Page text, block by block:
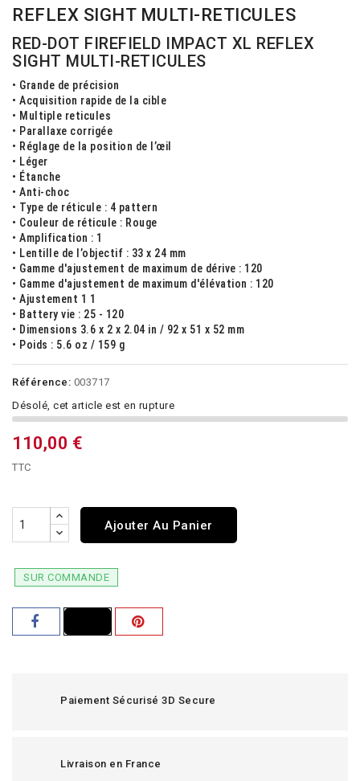
REFLEX SIGHT MULTI-RETICULES
RED-DOT FIREFIELD IMPACT XL REFLEX
SIGHT MULTI-RETICULES
• Grande de précision
• Acquisition rapide de la cible
• Multiple reticules
• Parallaxe corrigée
• Réglage de la position de l’œil
• Léger
• Étanche
• Anti-choc
• Type de réticule : 4 pattern
• Couleur de réticule : Rouge
• Amplification : 1
• Lentille de l’objectif : 33 x 24 mm
• Gamme d'ajustement de maximum de dérive : 120
• Gamme d'ajustement de maximum d'élévation : 120
• Ajustement 1 1
• Battery vie : 25 - 120
• Dimensions 3.6 x 2 x 2.04 in / 92 x 51 x 52 mm
• Poids : 5.6 oz / 159 g
Référence: 003717
Désolé, cet article est en rupture
110,00 €
TTC
Ajouter Au Panier
SUR COMMANDE
Paiement Sécurisé 3D Secure
Livraison en France